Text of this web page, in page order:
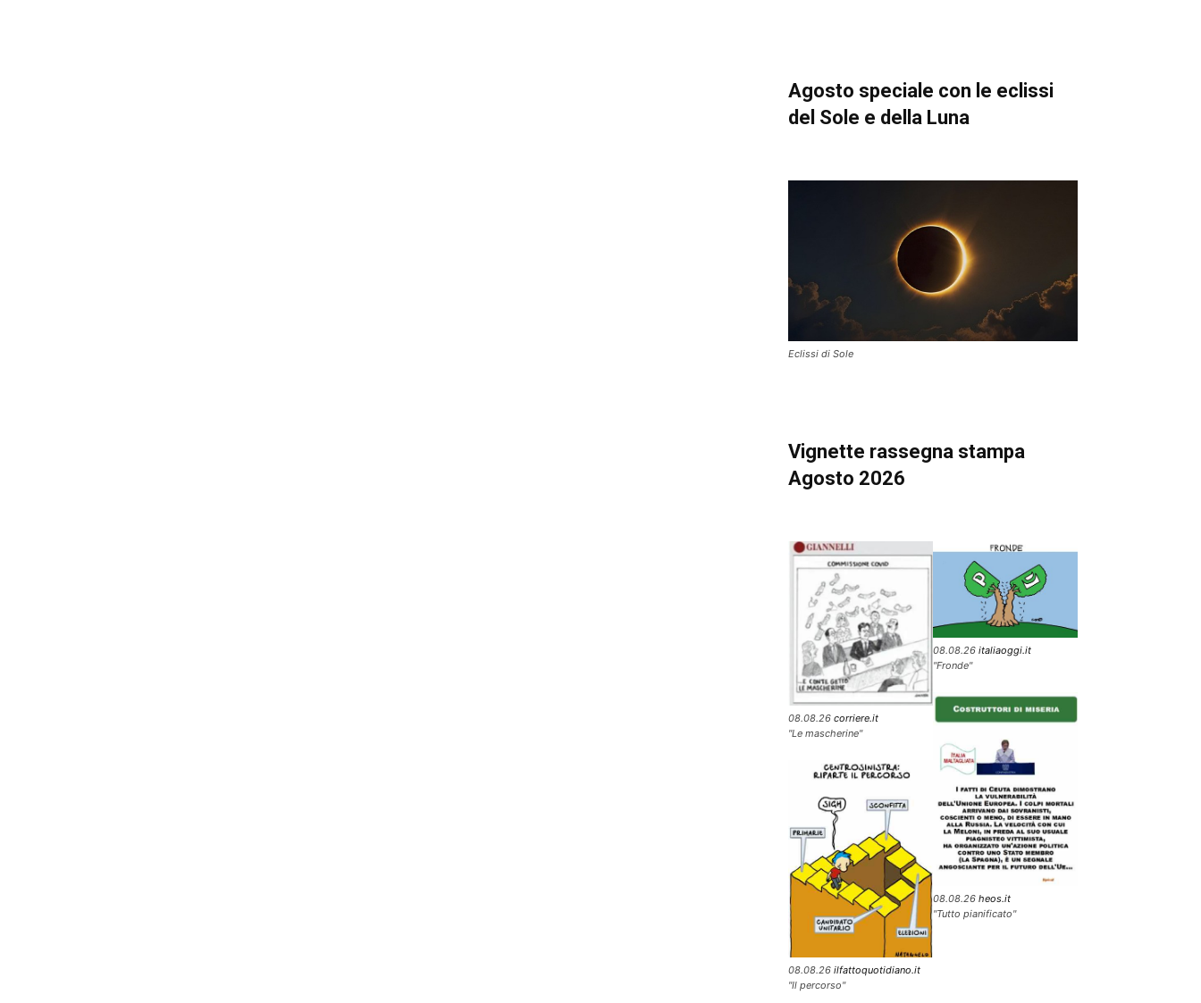
Agosto speciale con le eclissi
del Sole e della Luna
Eclissi di Sole
Vignette rassegna stampa
Agosto 2026
08.08.26 corriere.it
"Le mascherine"
08.08.26 ilfattoquotidiano.it
"Il percorso"
08.08.26 italiaoggi.it
"Fronde"
08.08.26 heos.it
"Tutto pianificato"